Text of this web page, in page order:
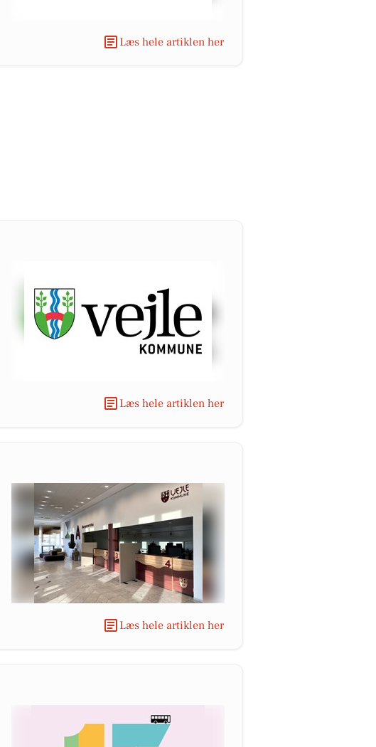
Læs hele artiklen her
Læs hele artiklen her
Læs hele artiklen her